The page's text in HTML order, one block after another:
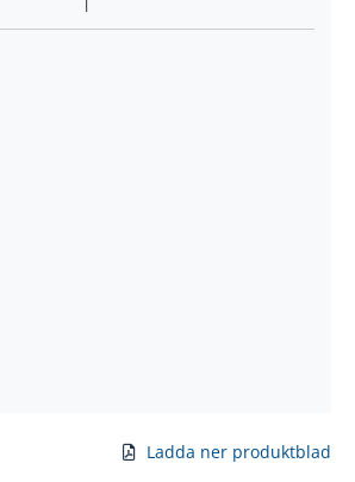
Ladda ner produktblad